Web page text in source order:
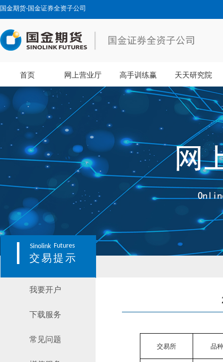
国金期货-国金证券全资子公司
首页 网上营业厅 高手训练赢 天天研究院
Sinolink Futures
交易提示
我要开户
下载服务
常见问题
交易所 品